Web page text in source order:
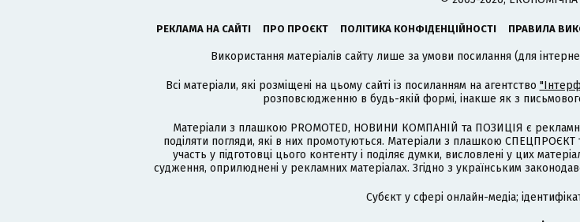
РЕКЛАМА НА САЙТІ ПРО ПРОЄКТ ПОЛІТИКА КОНФІДЕНЦІЙНОСТІ ПРАВИЛА
Використання матеріалів сайту лише за умови посилання (для
Всі матеріали, які розміщені на цьому сайті із посиланням на агентство
розповсюдженню в будь-якій формі, інакше як з
Матеріали з плашкою PROMOTED, НОВИНИ КОМПАНІЙ та ПОЗИЦІЯ є
поділяти погляди, які в них промотуються. Матеріали з плашкою
участь у підготовці цього контенту і поділяє думки, висловлені у цих
судження, оприлюднені у рекламних матеріалах. Згідно з українським
Cубєкт у сфері онлайн-медіа;